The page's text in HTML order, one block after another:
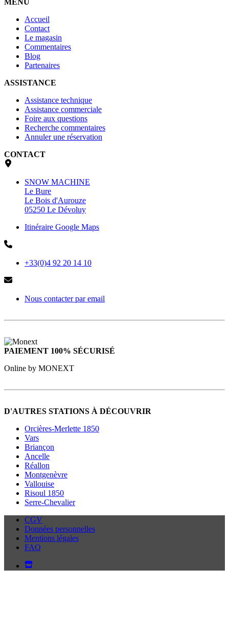
MENU
Accueil
Contact
Le magasin
Commentaires
Blog
Partenaires
ASSISTANCE
Assistance technique
Assistance commerciale
Foire aux questions
Recherche commentaires
Annuler une réservation
CONTACT
SNOW MACHINE
Le Bure
Le Bois d'Aurouze
05250 Le Dévoluy
Itinéraire Google Maps
+33(0)4 92 20 14 10
Nous contacter par email
PAIEMENT 100% SÉCURISÉ
Online by MONEXT
D'AUTRES STATIONS À DÉCOUVRIR
Orcières-Merlette 1850
Vars
Briançon
Ancelle
Réallon
Montgenèvre
Vallouise
Risoul 1850
Serre-Chevalier
CGV
Données personnelles
Mentions légales
FAQ